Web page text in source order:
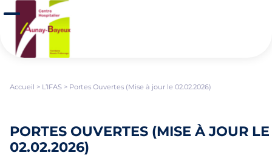
Aller au contenu principal
Ouvrir/Fermer le menu
Accueil > L’IFAS > Portes Ouvertes (Mise à jour le 02.02.2026)
PORTES OUVERTES (MISE À JOUR LE
02.02.2026)
Panneau de gestion des cookies